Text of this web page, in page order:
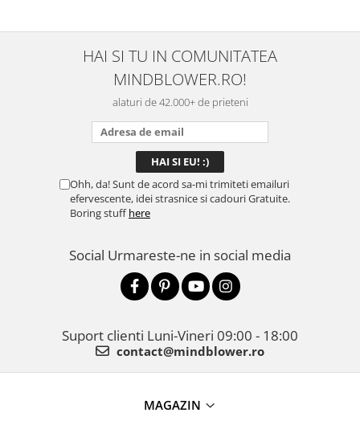
este sigură, fără scurgeri. O
folosesc aproape zilnic la
serviciu și sunt foarte
mulțumită.
HAI SI TU IN COMUNITATEA
MINDBLOWER.RO!
alaturi de 42.000+ de prieteni
Ohh, da! Sunt de acord sa-mi trimiteti emailuri
efervescente, idei strasnice si cadouri Gratuite.
Boring stuffhere
Social Urmareste-ne in social media
Suport clienti Luni-Vineri 09:00 - 18:00
contact@mindblower.ro
MAGAZIN